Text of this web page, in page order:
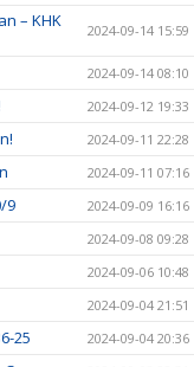
– KHK
2024-09-14 15:59
2024-09-14 08:10
2024-09-12 19:33
2024-09-11 22:28
2024-09-11 07:16
9 2024-09-09 16:16
2024-09-08 09:28
2024-09-06 10:48
2024-09-04 21:51
25 2024-09-04 20:36